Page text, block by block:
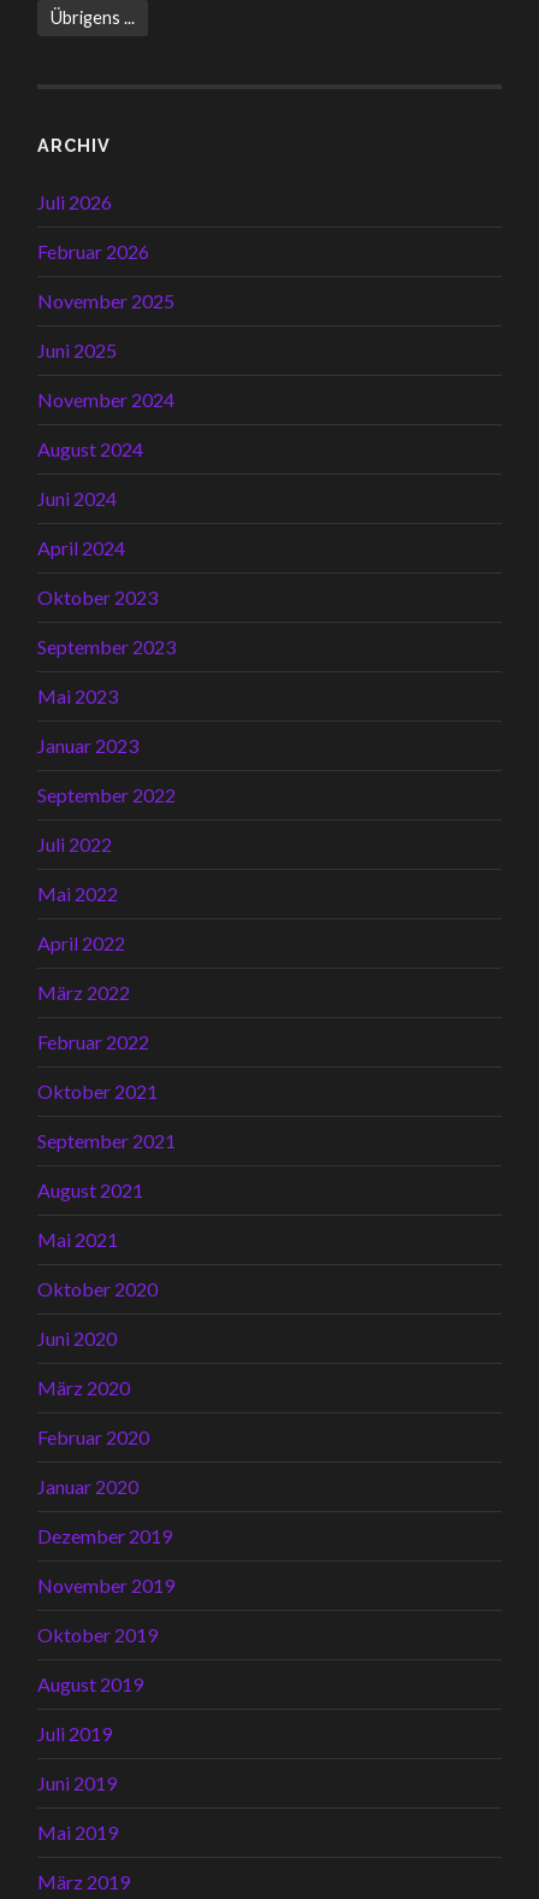
Übrigens ...
ARCHIV
Juli 2026
Februar 2026
November 2025
Juni 2025
November 2024
August 2024
Juni 2024
April 2024
Oktober 2023
September 2023
Mai 2023
Januar 2023
September 2022
Juli 2022
Mai 2022
April 2022
März 2022
Februar 2022
Oktober 2021
September 2021
August 2021
Mai 2021
Oktober 2020
Juni 2020
März 2020
Februar 2020
Januar 2020
Dezember 2019
November 2019
Oktober 2019
August 2019
Juli 2019
Juni 2019
Mai 2019
März 2019